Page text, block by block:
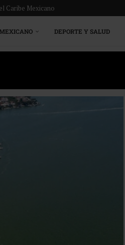
Caribe Mexicano
DEPORTE Y SALUD